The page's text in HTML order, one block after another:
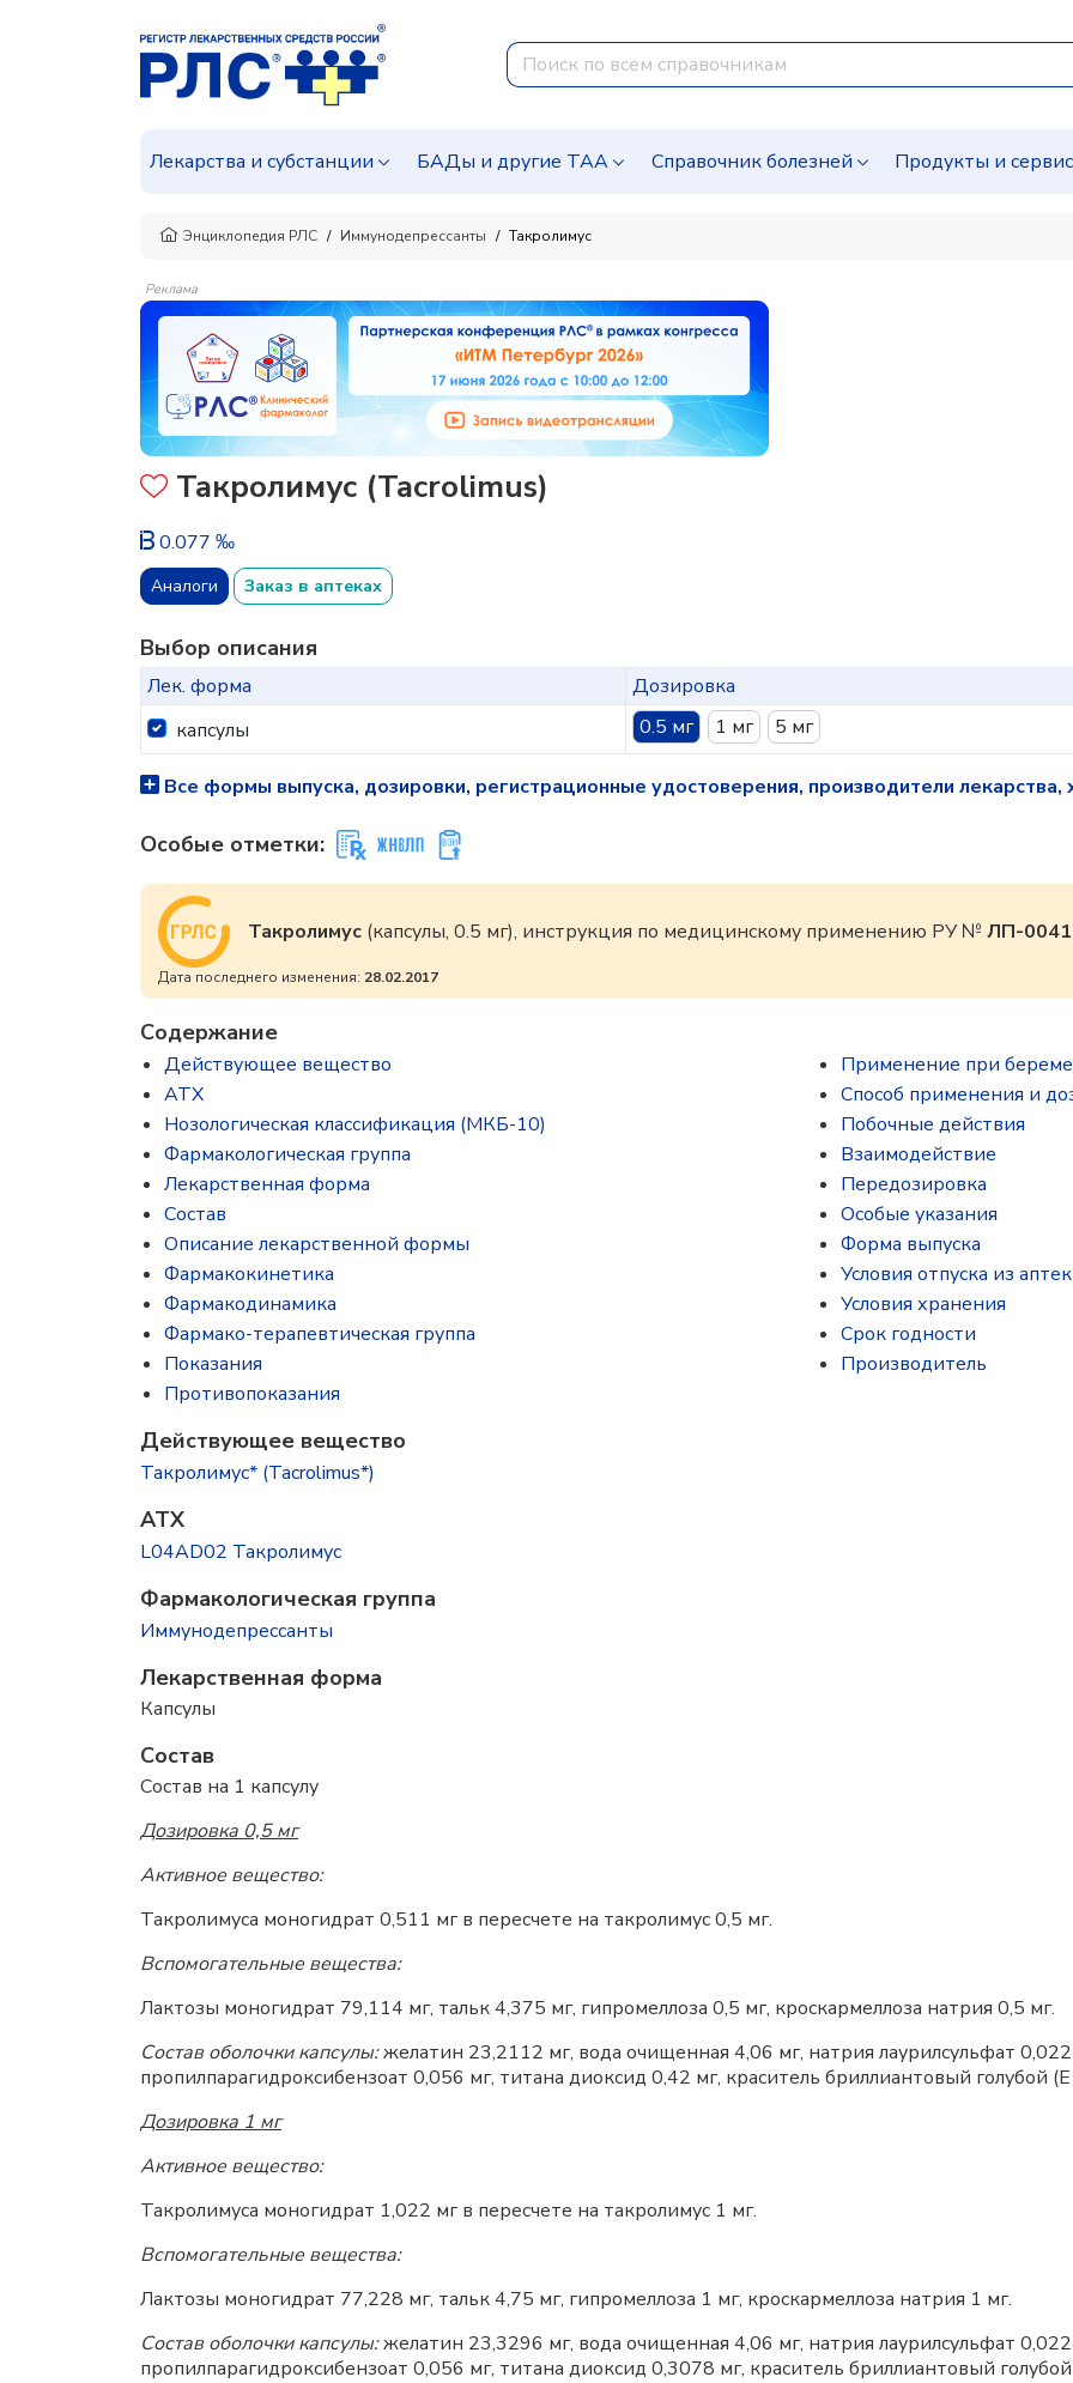
Лекарства и субстанции БАДы и другие ТАА Справочник болезней Продукты и
Энциклопедия РЛС Иммунодепрессанты Такролимус
Реклама
Такролимус (Tacrolimus)
0.077 ‰
Аналоги Заказ в аптеках
Выбор описания
Лек. форма
Дозировка
капсулы
0.5 мг 1 мг 5 мг
Все формы выпуска, дозировки, регистрационные удостоверения, производители лекарства,
Особые отметки:
Такролимус (капсулы, 0.5 мг), инструкция по медицинскому применению РУ № ЛП-
Дата последнего изменения: 28.02.2017
Содержание
Действующее вещество
ATX
Нозологическая классификация (МКБ-10)
Фармакологическая группа
Лекарственная форма
Состав
Описание лекарственной формы
Фармакокинетика
Фармакодинамика
Фармако-терапевтическая группа
Показания
Противопоказания
Применение при
Способ применения и
Побочные действия
Взаимодействие
Передозировка
Особые указания
Форма выпуска
Условия отпуска из аптек
Условия хранения
Срок годности
Производитель
Действующее вещество
Такролимус* (Tacrolimus*)
ATX
L04AD02 Такролимус
Фармакологическая группа
Иммунодепрессанты
Лекарственная форма
Капсулы
Состав
Состав на 1 капсулу
Дозировка 0,5 мг
Активное вещество:
Такролимуса моногидрат 0,511 мг в пересчете на такролимус 0,5 мг.
Вспомогательные вещества:
Лактозы моногидрат 79,114 мг, тальк 4,375 мг, гипромеллоза 0,5 мг, кроскармеллоза натрия 0,5 мг.
Состав оболочки капсулы:желатин 23,2112 мг, вода очищенная 4,06 мг, натрия лаурилсульфат
пропилпарагидроксибензоат 0,056 мг, титана диоксид 0,42 мг, краситель бриллиантовый голубой
Дозировка 1 мг
Активное вещество:
Такролимуса моногидрат 1,022 мг в пересчете на такролимус 1 мг.
Вспомогательные вещества:
Лактозы моногидрат 77,228 мг, тальк 4,75 мг, гипромеллоза 1 мг, кроскармеллоза натрия 1 мг.
Состав оболочки капсулы:желатин 23,3296 мг, вода очищенная 4,06 мг, натрия лаурилсульфат
пропилпарагидроксибензоат 0,056 мг, титана диоксид 0,3078 мг, краситель бриллиантовый